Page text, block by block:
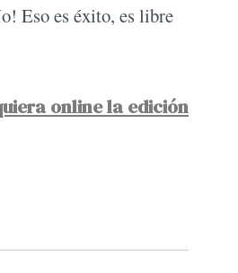
Eso es éxito, es libre
online la edición